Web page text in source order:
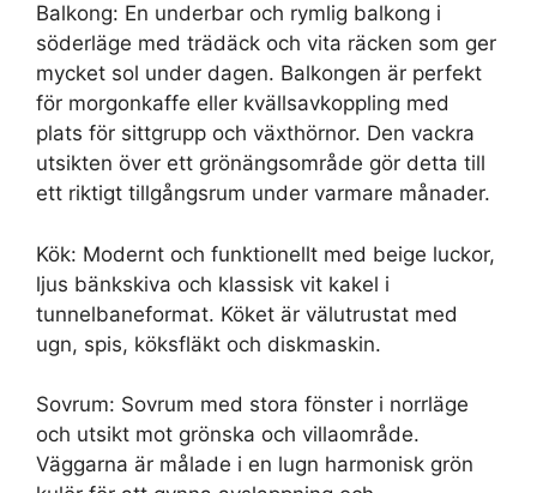
Balkong: En underbar och rymlig balkong i
söderläge med trädäck och vita räcken som ger
mycket sol under dagen. Balkongen är perfekt
för morgonkaffe eller kvällsavkoppling med
plats för sittgrupp och växthörnor. Den vackra
utsikten över ett grönängsområde gör detta till
ett riktigt tillgångsrum under varmare månader.
Kök: Modernt och funktionellt med beige luckor,
ljus bänkskiva och klassisk vit kakel i
tunnelbaneformat. Köket är välutrustat med
ugn, spis, köksfläkt och diskmaskin.
Sovrum: Sovrum med stora fönster i norrläge
och utsikt mot grönska och villaområde.
Väggarna är målade i en lugn harmonisk grön